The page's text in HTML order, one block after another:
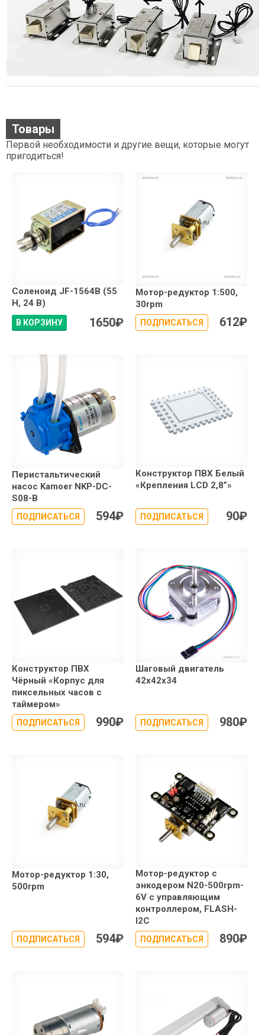
Товары
Первой необходимости и другие вещи, которые могут
пригодиться!
Соленоид JF-1564B (55
Н, 24 В)
В КОРЗИНУ 1650₽
Мотор-редуктор 1:500,
30rpm
ПОДПИСАТЬСЯ 612₽
Перистальтический
насос Kamoer NKP-DC-
S08-B
ПОДПИСАТЬСЯ 594₽
Конструктор ПВХ Белый
«Крепления LCD 2,8”»
ПОДПИСАТЬСЯ 90₽
Конструктор ПВХ
Чёрный «Корпус для
пиксельных часов с
таймером»
ПОДПИСАТЬСЯ 990₽
Шаговый двигатель
42x42x34
ПОДПИСАТЬСЯ 980₽
Мотор-редуктор 1:30,
500rpm
ПОДПИСАТЬСЯ 594₽
Мотор-редуктор с
энкодером N20-500rpm-
6V с управляющим
контроллером, FLASH-
I2C
ПОДПИСАТЬСЯ 890₽